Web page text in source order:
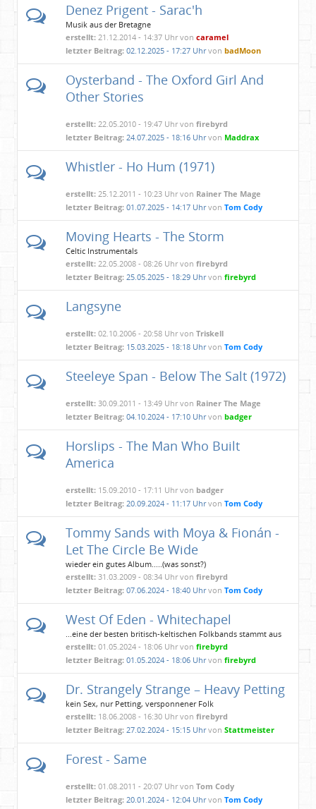
Denez Prigent - Sarac'h
Musik aus der Bretagne
erstellt: 21.12.2014 - 14:37 Uhr voncaramel
letzter Beitrag: 02.12.2025 - 17:27 UhrvonbadMoon
Oysterband - The Oxford Girl And
Other Stories
erstellt: 22.05.2010 - 19:47 Uhr vonfirebyrd
letzter Beitrag: 24.07.2025 - 18:16 Uhrvon Maddrax
Whistler - Ho Hum (1971)
erstellt: 25.12.2011 - 10:23 Uhr von Rainer The Mage
letzter Beitrag: 01.07.2025 - 14:17 UhrvonTom Cody
Moving Hearts - The Storm
Celtic Instrumentals
erstellt: 22.05.2008 - 08:26 Uhr vonfirebyrd
letzter Beitrag: 25.05.2025 - 18:29 Uhrvonfirebyrd
Langsyne
erstellt: 02.10.2006 - 20:58 Uhr vonTriskell
letzter Beitrag: 15.03.2025 - 18:18 UhrvonTom Cody
Steeleye Span - Below The Salt (1972)
erstellt: 30.09.2011 - 13:49 Uhr von Rainer The Mage
letzter Beitrag: 04.10.2024 - 17:10 Uhrvonbadger
Horslips - The Man Who Built
America
erstellt: 15.09.2010 - 17:11 Uhr von badger
letzter Beitrag: 20.09.2024 - 11:17 UhrvonTom Cody
Tommy Sands with Moya & Fionán -
Let The Circle Be Wide
wieder ein gutes Album.....(was sonst?)
erstellt: 31.03.2009 - 08:34 Uhr vonfirebyrd
letzter Beitrag: 07.06.2024 - 18:40 UhrvonTom Cody
West Of Eden - Whitechapel
...eine der besten britisch-keltischen Folkbands stammt aus
Schweden!
erstellt: 01.05.2024 - 18:06 Uhr vonfirebyrd
letzter Beitrag: 01.05.2024 - 18:06 Uhrvonfirebyrd
Dr. Strangely Strange – Heavy Petting
kein Sex, nur Petting, versponnener Folk
erstellt: 18.06.2008 - 16:30 Uhr vonfirebyrd
letzter Beitrag: 27.02.2024 - 15:15 UhrvonStattmeister
Forest - Same
erstellt: 01.08.2011 - 20:07 Uhr vonTom Cody
letzter Beitrag: 20.01.2024 - 12:04 UhrvonTom Cody